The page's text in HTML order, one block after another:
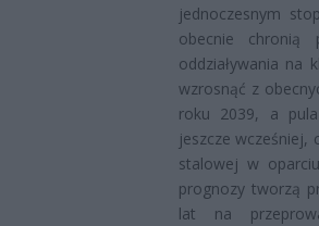
jednoczesnym
obecnie chronią
oddziaływania na
wzrosnąć z
roku 2039, a
jeszcze wcześniej,
stalowej w
prognozy tworzą
lat na